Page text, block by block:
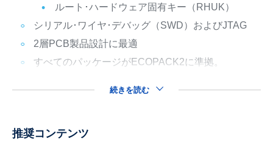
ルート･ハードウェア固有キー（RHUK）
シリアル･ワイヤ･デバッグ（SWD）およびJTAG
2層PCB製品設計に最適
すべてのパッケージがECOPACK2に準拠。
続きを読む
推奨コンテンツ